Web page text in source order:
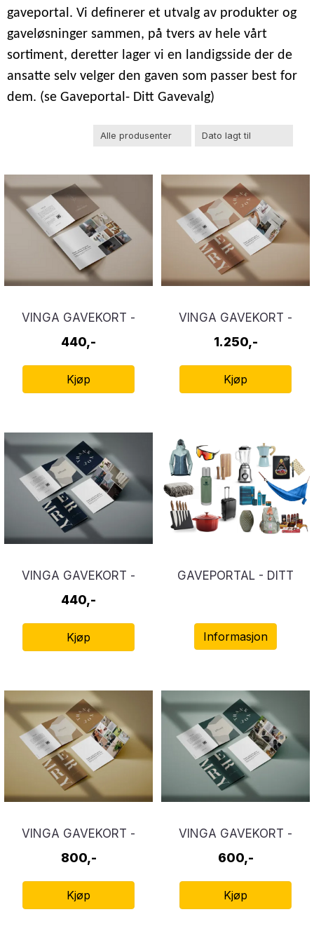
gaveportal. Vi definerer et utvalg av produkter og
gaveløsninger sammen, på tvers av hele vårt
sortiment, deretter lager vi en landigsside der de
ansatte selv velger den gaven som passer best for
dem. (se Gaveportal- Ditt Gavevalg)
VINGA GAVEKORT -
LOW IMPACT
440,-
Kjøp
VINGA GAVEKORT -
PRESTIGE
1.250,-
Kjøp
VINGA GAVEKORT -
REGAL
440,-
Kjøp
GAVEPORTAL - DITT
Informasjon
VINGA GAVEKORT -
IMPERIAL
800,-
Kjøp
VINGA GAVEKORT -
EXTRAVAGANS
600,-
Kjøp